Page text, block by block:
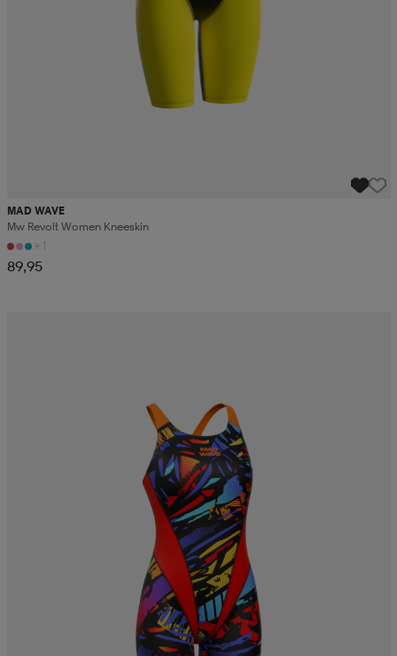
MAD WAVE
Mw Revolt Women Kneeskin
+1
89,95